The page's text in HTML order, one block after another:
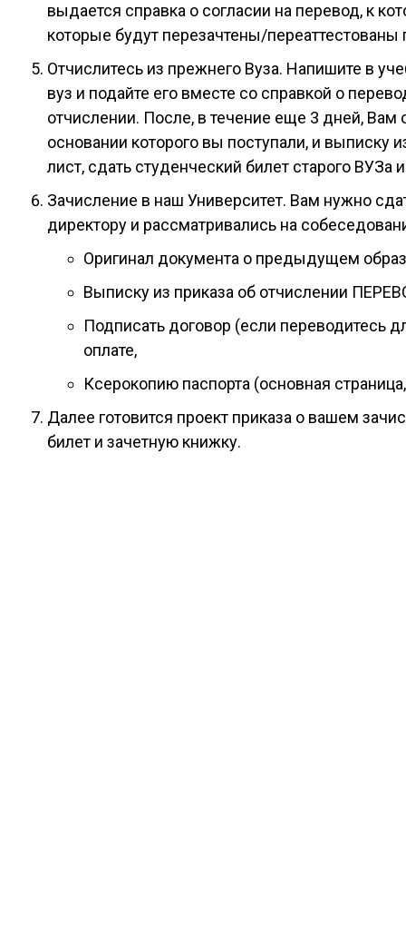
выдается справка о согласии на перевод, к
которые будут перезачтены/переаттестованы
Отчислитесь из прежнего Вуза. Напишите в
вуз и подайте его вместе со справкой о
отчислении. После, в течение еще 3 дней, Вам
основании которого вы поступали, и выписку
лист, сдать студенческий билет старого ВУЗа
Зачисление в наш Университет. Вам нужно
директору и рассматривались на
Оригинал документа о предыдущем
Выписку из приказа об отчислении
Подписать договор (если переводитесь
оплате,
Ксерокопию паспорта (основная
Далее готовится проект приказа о вашем
билет и зачетную книжку.